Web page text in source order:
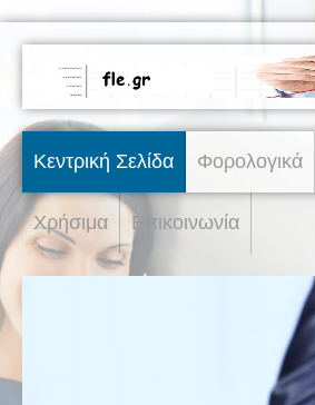
Κεντρική Σελίδα Φορολογικά
Χρήσιμα Επικοινωνία